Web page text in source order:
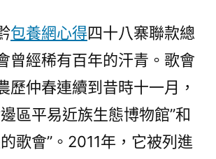
包養網心得四十八寨聯款總
曾經稀有百年的汗青。歌會
歷仲春連續到昔時十一月，
區平易近族生態博物館”和
歌會”。2011年，它被列進